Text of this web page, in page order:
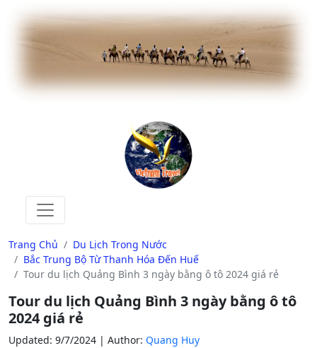
Trang Chủ
Du Lịch Trong Nước
Bắc Trung Bộ Từ Thanh Hóa Đến Huế
Tour du lịch Quảng Bình 3 ngày bằng ô tô 2024 giá rẻ
Tour du lịch Quảng Bình 3 ngày bằng ô tô
2024 giá rẻ
Updated: 9/7/2024 | Author: Quang Huy